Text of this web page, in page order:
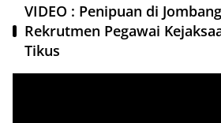
VIDEO : Penipuan di
Rekrutmen Pegawai
Tikus